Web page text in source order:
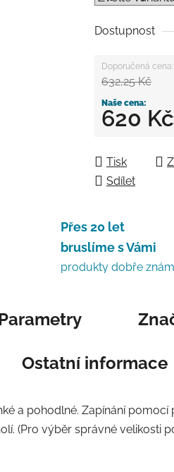
Dostupnost
632,25 Kč
620 Kč
Tisk
Sdílet
Přes 20 let
bruslíme s Vámi
produkty dobře
Ostatní informace
a pohodlné. Zapínání pomocí
(Pro výběr správné velikosti